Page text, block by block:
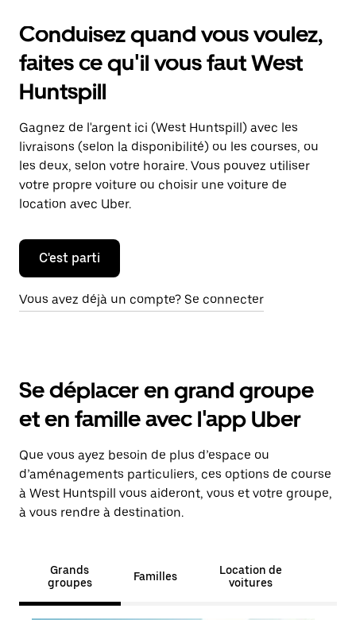
Conduisez quand vous voulez,
faites ce qu'il vous faut West
Huntspill
Gagnez de l'argent ici (West Huntspill) avec les
livraisons (selon la disponibilité) ou les courses, ou
les deux, selon votre horaire. Vous pouvez utiliser
votre propre voiture ou choisir une voiture de
location avec Uber.
C'est parti
Vous avez déjà un compte? Se connecter
Se déplacer en grand groupe
et en famille avec l'app Uber
Que vous ayez besoin de plus d’espace ou
d’aménagements particuliers, ces options de course
à West Huntspill vous aideront, vous et votre groupe,
à vous rendre à destination.
Grands
groupes
Familles
Location de
voitures